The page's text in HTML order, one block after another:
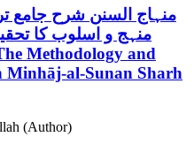
منہاج السنن شرح جامع
منہج و اسلوب کا
Methodology and
al-Sunan Sharh
(Author)